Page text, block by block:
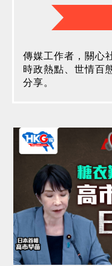
傳媒工作者，關心
時政熱點、世情百
分享。